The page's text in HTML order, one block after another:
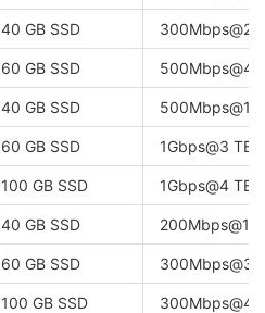
40 GB SSD 300Mbps@2
60 GB SSD 500Mbps@4
40 GB SSD 500Mbps@1
60 GB SSD 1Gbps@3 TB
100 GB SSD 1Gbps@4 TB
40 GB SSD 200Mbps@1
60 GB SSD 300Mbps@3
100 GB SSD 300Mbps@4